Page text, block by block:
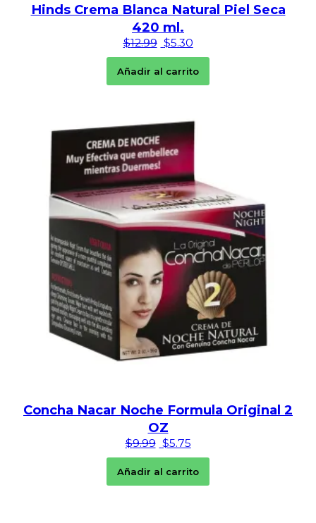
Hinds Crema Blanca Natural Piel Seca
420 ml.
$12.99 El precio original era: $12.99.
$5.30El precio actual es:
Añadir al carrito
Concha Nacar Noche Formula Original 2
OZ
$9.99 El precio original era: $9.99.
$5.75El precio actual es:
Añadir al carrito